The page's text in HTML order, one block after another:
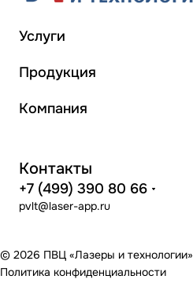
Услуги
Продукция
Компания
Контакты
+7 (499) 390 80 66
pvlt@laser-app.ru
© 2026 ПВЦ «Лазеры и технологии»
Политика конфиденциальности